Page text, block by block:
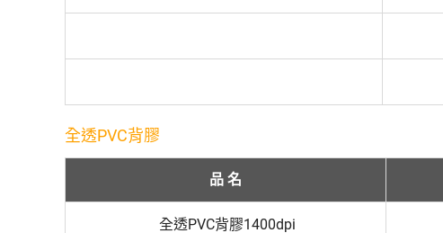
全透PVC背膠
品 名
全透PVC背膠1400dpi